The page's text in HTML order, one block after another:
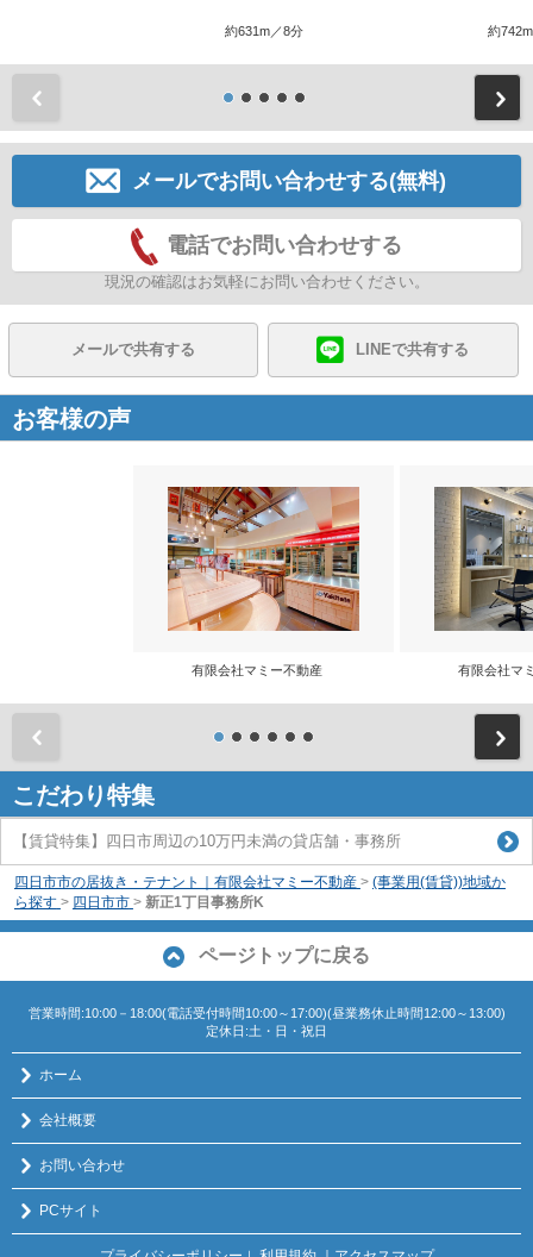
約631m／8分 約
メールでお問い合わせする(無料)
電話でお問い合わせする
現況の確認はお気軽にお問い合わせください。
メールで共有する LINEで共有する
お客様の声
有限会社マミー不動産 有限会社
こだわり特集
【賃貸特集】四日市周辺の10万円未満の貸店舗・事務所
四日市市の居抜き・テナント｜有限会社マミー不動産 > (事業用(賃貸))地域か
ら探す > 四日市市 > 新正1丁目事務所K
ページトップに戻る
営業時間:10:00－18:00(電話受付時間10:00～17:00)(昼業務休止時間12:00～13:00)
定休日:土・日・祝日
ホーム
会社概要
お問い合わせ
PCサイト